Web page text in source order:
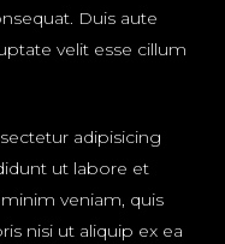
Duis aute
velit esse cillum
adipisicing
ut labore et
veniam, quis
nisi ut aliquip ex ea